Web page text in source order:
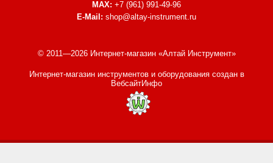
MAX: +7 (961) 991-49-96
E-Mail: shop@altay-instrument.ru
© 2011—2026 Интернет-магазин «Алтай Инструмент»
Интернет-магазин инструментов и оборудованиясоздан в
ВебсайтИнфо